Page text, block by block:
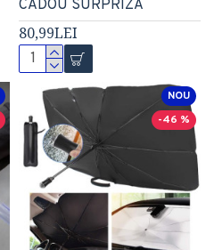
CADOU SURPRIZA
80,99LEI
NOU
-46 %